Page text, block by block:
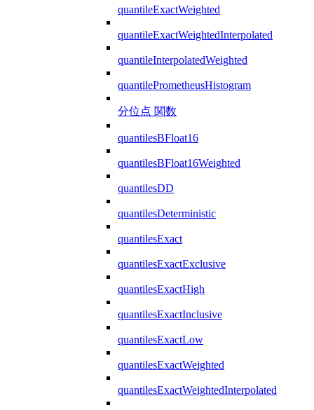
quantileExactWeighted
quantileExactWeightedInterpolated
quantileInterpolatedWeighted
quantilePrometheusHistogram
分位点 関数
quantilesBFloat16
quantilesBFloat16Weighted
quantilesDD
quantilesDeterministic
quantilesExact
quantilesExactExclusive
quantilesExactHigh
quantilesExactInclusive
quantilesExactLow
quantilesExactWeighted
quantilesExactWeightedInterpolated